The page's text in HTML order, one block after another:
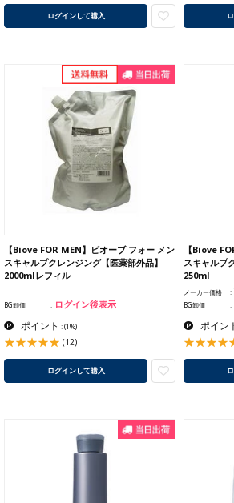
ログインして購入
【Biove FOR MEN】ビオーブ フォー メン
スキャルプクレンジング【医薬部外品】
2000mlレフィル
BG卸価 ログイン後表示
ポイント :(1%)
(12)
ログインして購入
【Biove
スキャルプ
250ml
メーカー価格
BG卸価
ポイン